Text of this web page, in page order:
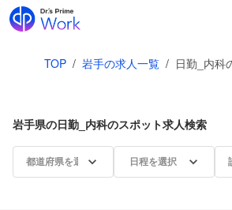
TOP / 岩手の求人一覧 / 日勤_内科
岩手県の日勤_内科のスポット求人検索
都道府県を選択 日程を選択